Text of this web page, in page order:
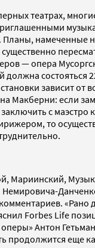
театрах,
Планы, намеченные
— опера
должна состояться
зависит от
Макберни: если
с маэстро
то
Мариинский,
Немировича-
«Рано
Forbes Life
Антон
продолжится еще